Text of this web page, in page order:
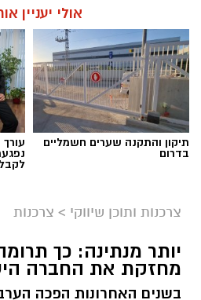
אולי יעניין
תיקון והתקנה שערים חשמליים
בדרום
עורך
צרכנות ותוכן שיווקי > צרכנות
יותר מנתינה: כך
מחזקת את החברה
בשנים האחרונות הפכה